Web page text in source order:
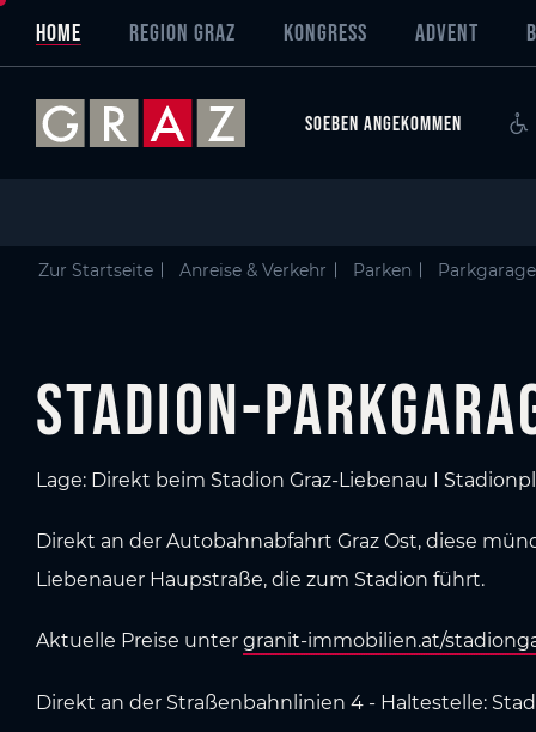
Skip to main content
Skip to table of contents
Skip to main navigation
Overview of All Content
Stadion-Parkgarage
Parkdetails
HOME REGION GRAZ KONGRESS ADVENT
SOEBEN ANGEKOMMEN
Zur Startseite Anreise & Verkehr Parken
Stadion-
Lage: Direkt beim Stadion Graz-Liebenau I
Direkt an der Autobahnabfahrt Graz Ost, diese
Liebenauer Haupstraße, die zum Stadion führt.
Aktuelle Preise unter granit-immobilien.at/
Direkt an der Straßenbahnlinien 4 - Haltestelle: